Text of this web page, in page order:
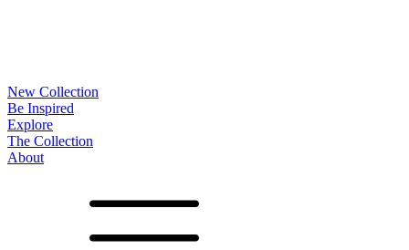
New Collection
Be Inspired
Explore
The Collection
About
OberflächenGestelleOptionen
ShowroomsKontaktDownloads